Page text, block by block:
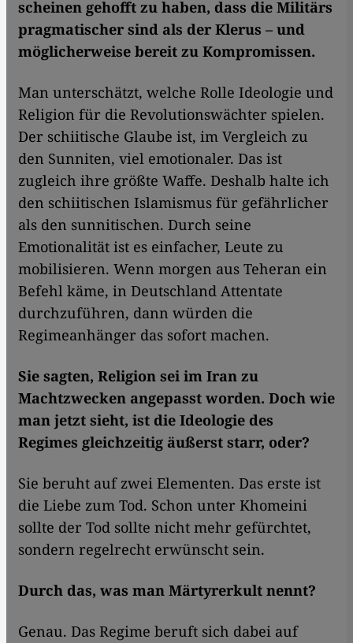
scheinen gehofft zu haben, dass die Militärs
pragmatischer sind als der Klerus – und
möglicherweise bereit zu Kompromissen.
Man unterschätzt, welche Rolle Ideologie und
Religion für die Revolutionswächter spielen.
Der schiitische Glaube ist, im Vergleich zu
den Sunniten, viel emotionaler. Das ist
zugleich ihre größte Waffe. Deshalb halte ich
den schiitischen Islamismus für gefährlicher
als den sunnitischen. Durch seine
Emotionalität ist es einfacher, Leute zu
mobilisieren. Wenn morgen aus Teheran ein
Befehl käme, in Deutschland Attentate
durchzuführen, dann würden die
Regimeanhänger das sofort machen.
Sie sagten, Religion sei im Iran zu
Machtzwecken angepasst worden. Doch wie
man jetzt sieht, ist die Ideologie des
Regimes gleichzeitig äußerst starr, oder?
Sie beruht auf zwei Elementen. Das erste ist
die Liebe zum Tod. Schon unter Khomeini
sollte der Tod sollte nicht mehr gefürchtet,
sondern regelrecht erwünscht sein.
Durch das, was man Märtyrerkult nennt?
Genau. Das Regime beruft sich dabei auf